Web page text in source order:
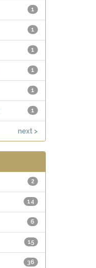
1
1
1
1
1
1
next >
2
14
6
15
36